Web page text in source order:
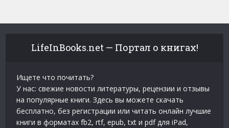
LifeInBooks.net — Портал о книгах!
Ищете что почитать?
У нас: свежие новости литературы, рецензии и отзывы
на популярные книги. Здесь вы можете скачать
бесплатно, без регистрации или читать онлайн лучшие
книги в форматах fb2, rtf, epub, txt и pdf для iPad,